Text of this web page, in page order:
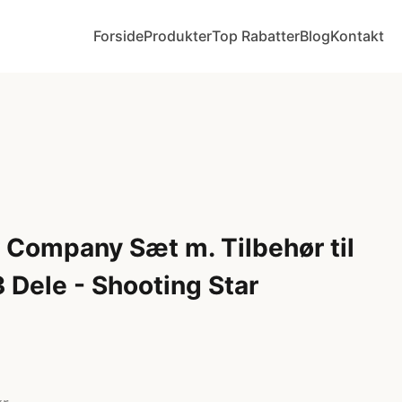
ForsideProdukterTop RabatterBlogKontakt
Sæt m. Tilbehør til
Dele - Shooting Star